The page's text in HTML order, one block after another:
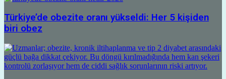
Türkiye’de obezite oranı yükseldi: Her 5 kişiden
biri obez